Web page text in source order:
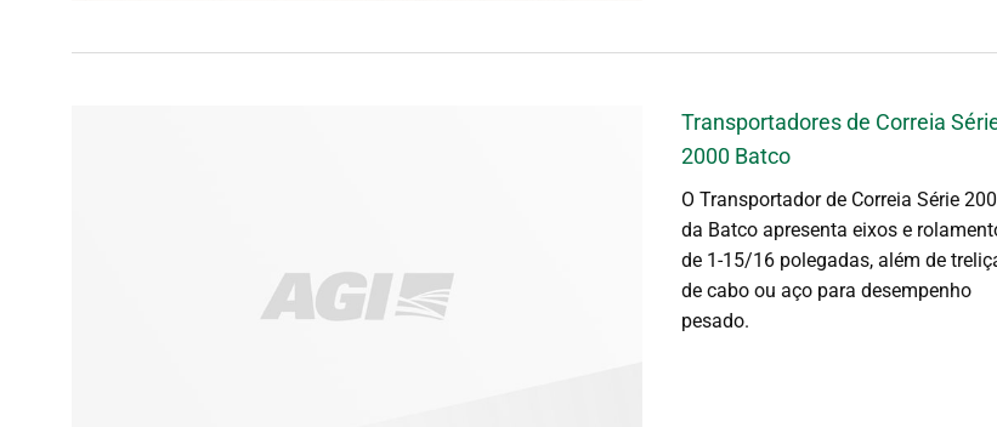
Transportadores de Correia
2000 Batco
O Transportador de Correia Série
da Batco apresenta eixos e
de 1-15/16 polegadas, além de
de cabo ou aço para desempenho
pesado.